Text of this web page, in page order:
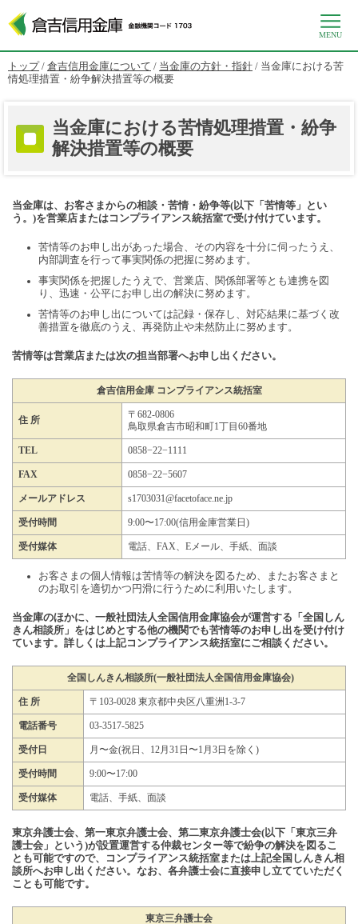
このページの本文へ
MENU
現
在
トップ / 倉吉信用金庫について / 当金庫の方針・指針 / 当金庫における苦
情処理措置・紛争解決措置等の概要
当金庫における苦情処理措置・紛争
解決措置等の概要
当金庫は、お客さまからの相談・苦情・紛争等(以下「苦情等」とい
う。)を営業店またはコンプライアンス統括室で受け付けています。
苦情等のお申し出があった場合、その内容を十分に伺ったうえ、
内部調査を行って事実関係の把握に努めます。
事実関係を把握したうえで、営業店、関係部署等とも連携を図
り、迅速・公平にお申し出の解決に努めます。
苦情等のお申し出については記録・保存し、対応結果に基づく改
善措置を徹底のうえ、再発防止や未然防止に努めます。
苦情等は営業店または次の担当部署へお申し出ください。
倉吉信用金庫 コンプライアンス統括室
住 所
〒682-0806
鳥取県倉吉市昭和町1丁目60番地
TEL 0858−22−1111
FAX 0858−22−5607
メールアドレス s1703031@facetoface.ne.jp
受付時間 9:00〜17:00(信用金庫営業日)
受付媒体 電話、FAX、Eメール、手紙、面談
お客さまの個人情報は苦情等の解決を図るため、またお客さまと
のお取引を適切かつ円滑に行うために利用いたします。
当金庫のほかに、一般社団法人全国信用金庫協会が運営する「全国しん
きん相談所」をはじめとする他の機関でも苦情等のお申し出を受け付け
ています。詳しくは上記コンプライアンス統括室にご相談ください。
全国しんきん相談所(一般社団法人全国信用金庫協会)
住 所 〒103-0028 東京都中央区八重洲1-3-7
電話番号 03-3517-5825
受付日 月〜金(祝日、12月31日〜1月3日を除く)
受付時間 9:00〜17:00
受付媒体 電話、手紙、面談
東京弁護士会、第一東京弁護士会、第二東京弁護士会(以下「東京三弁
護士会」という)が設置運営する仲裁センター等で紛争の解決を図るこ
とも可能ですので、コンプライアンス統括室または上記全国しんきん相
談所へお申し出ください。なお、各弁護士会に直接申し立てていただく
ことも可能です。
東京三弁護士会